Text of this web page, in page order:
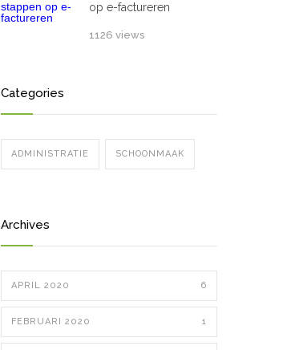
op e-factureren
1126 views
Categories
ADMINISTRATIE SCHOONMAAK
Archives
APRIL 2020 6
FEBRUARI 2020 1